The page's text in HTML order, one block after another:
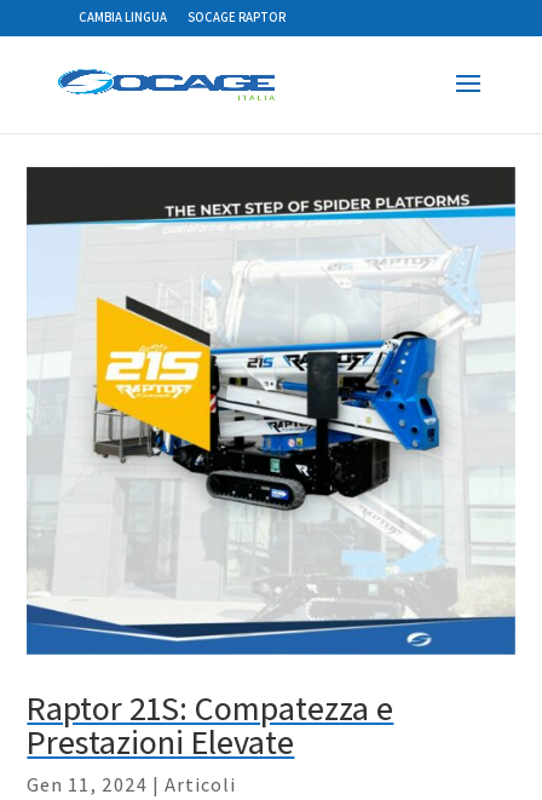
CAMBIA LINGUA SOCAGE RAPTOR
Raptor 21S: Compatezza e
Prestazioni Elevate
Gen 11, 2024 |Articoli